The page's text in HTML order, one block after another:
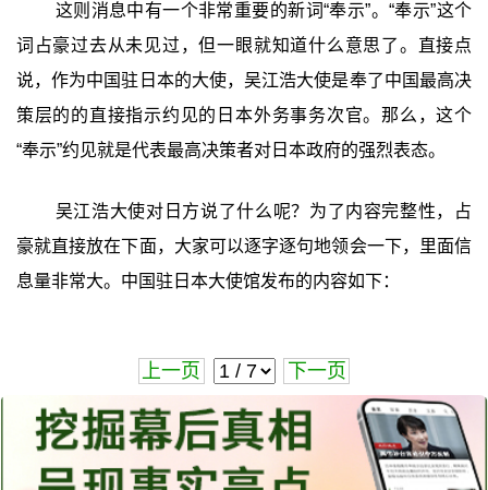
这则消息中有一个非常重要的新词“奉示”。“奉示”这个
词占豪过去从未见过，但一眼就知道什么意思了。直接点
说，作为中国驻日本的大使，吴江浩大使是奉了中国最高决
策层的的直接指示约见的日本外务事务次官。那么，这个
“奉示”约见就是代表最高决策者对日本政府的强烈表态。
吴江浩大使对日方说了什么呢？为了内容完整性，占
豪就直接放在下面，大家可以逐字逐句地领会一下，里面信
息量非常大。中国驻日本大使馆发布的内容如下：
上一页 下一页